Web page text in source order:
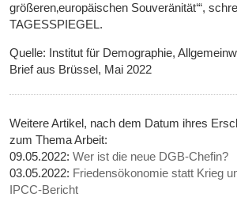
größeren‚europäischen Souveränität‘“,
TAGESSPIEGEL.
Quelle: Institut für Demographie,
Brief aus Brüssel, Mai 2022
Weitere Artikel, nach dem Datum ihres
zum Thema Arbeit:
09.05.2022:Wer ist die neue DGB-Chefin?
03.05.2022: Friedensökonomie statt Krieg
IPCC-Bericht